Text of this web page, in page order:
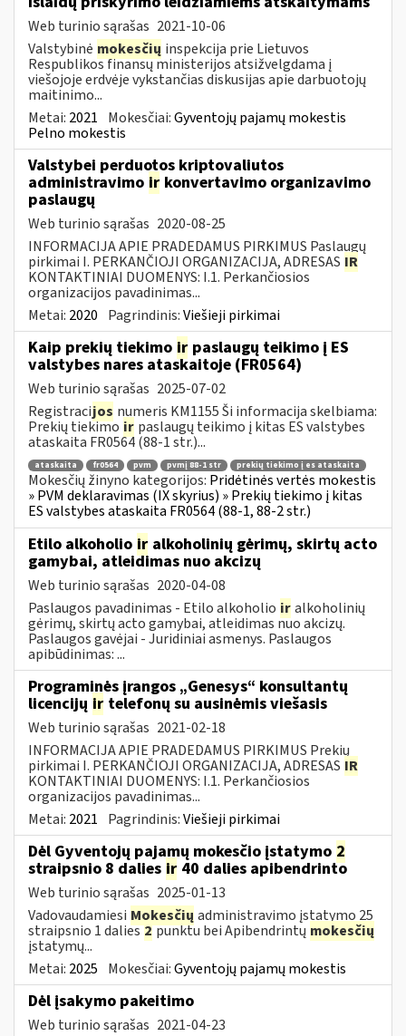
Web turinio sąrašas 2021-10-06
Valstybinė mokesčių inspekcija prie Lietuvos
Respublikos finansų ministerijos atsižvelgdama į
viešojoje erdvėje vykstančias diskusijas apie darbuotojų
maitinimo...
Metai: 2021 Mokesčiai:Gyventojų pajamų mokestis
Pelno mokestis
Valstybei perduotos kriptovaliutos
administravimo ir konvertavimo organizavimo
paslaugų
Web turinio sąrašas 2020-08-25
INFORMACIJA APIE PRADEDAMUS PIRKIMUS Paslaugų
pirkimai I. PERKANČIOJI ORGANIZACIJA, ADRESAS IR
KONTAKTINIAI DUOMENYS: I.1. Perkančiosios
organizacijos pavadinimas...
Metai: 2020 Pagrindinis:Viešieji pirkimai
Kaip prekių tiekimo ir paslaugų teikimo į ES
valstybes nares ataskaitoje (FR0564)
Web turinio sąrašas 2025-07-02
Registracijos numeris KM1155 Ši informacija skelbiama:
Prekių tiekimo ir paslaugų teikimo į kitas ES valstybes
ataskaita FR0564 (88-1 str.)...
ataskaita fr0564 pvm pvmį 88-1 str prekių tiekimo į es ataskaita
Mokesčių žinyno kategorijos: Pridėtinės vertės mokestis
» PVM deklaravimas (IX skyrius) » Prekių tiekimo į kitas
ES valstybes ataskaita FR0564 (88-1, 88-2 str.)
Etilo alkoholio ir alkoholinių gėrimų, skirtų acto
gamybai, atleidimas nuo akcizų
Web turinio sąrašas 2020-04-08
Paslaugos pavadinimas - Etilo alkoholio iralkoholinių
gėrimų, skirtų acto gamybai, atleidimas nuo akcizų.
Paslaugos gavėjai - Juridiniai asmenys. Paslaugos
apibūdinimas: ...
Programinės įrangos „Genesys“ konsultantų
licencijų ir telefonų su ausinėmis viešasis
Web turinio sąrašas 2021-02-18
INFORMACIJA APIE PRADEDAMUS PIRKIMUS Prekių
pirkimai I. PERKANČIOJI ORGANIZACIJA, ADRESAS IR
KONTAKTINIAI DUOMENYS: I.1. Perkančiosios
organizacijos pavadinimas...
Metai: 2021 Pagrindinis:Viešieji pirkimai
Dėl Gyventojų pajamų mokesčio įstatymo 2
straipsnio 8 dalies ir 40 dalies apibendrinto
Web turinio sąrašas 2025-01-13
Vadovaudamiesi Mokesčių administravimo įstatymo 25
straipsnio 1 dalies2punktu bei Apibendrintų mokesčių
įstatymų...
Metai: 2025 Mokesčiai:Gyventojų pajamų mokestis
Dėl įsakymo pakeitimo
Web turinio sąrašas 2021-04-23